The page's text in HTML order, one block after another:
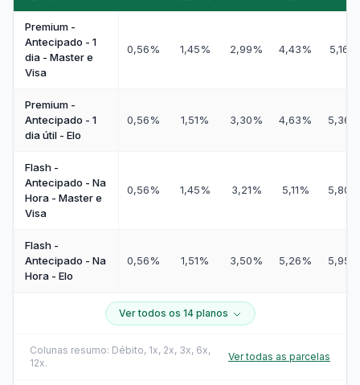
Premium -
Antecipado - 1
dia - Master e
Visa
0,56% 1,45% 2,99% 4,43% 5,16%
Premium -
Antecipado - 1
dia útil - Elo
0,56% 1,51% 3,30% 4,63% 5,36%
Flash -
Antecipado - Na
Hora - Master e
Visa
0,56% 1,45% 3,21% 5,11% 5,80%
Flash -
Antecipado - Na
Hora - Elo
0,56% 1,51% 3,50% 5,26% 5,95%
Ver todos os 14 planos
Colunas resumo: Débito, 1x, 2x, 3x, 6x,
12x.
Ver todas as parcelas